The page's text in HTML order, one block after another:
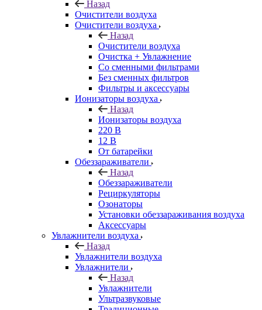
Назад
Очистители воздуха
Очистители воздуха
Назад
Очистители воздуха
Очистка + Увлажнение
Cо сменными фильтрами
Без сменных фильтров
Фильтры и аксессуары
Ионизаторы воздуха
Назад
Ионизаторы воздуха
220 В
12 В
От батарейки
Обеззараживатели
Назад
Обеззараживатели
Рециркуляторы
Озонаторы
Установки обеззараживания воздуха
Аксессуары
Увлажнители воздуха
Назад
Увлажнители воздуха
Увлажнители
Назад
Увлажнители
Ультразвуковые